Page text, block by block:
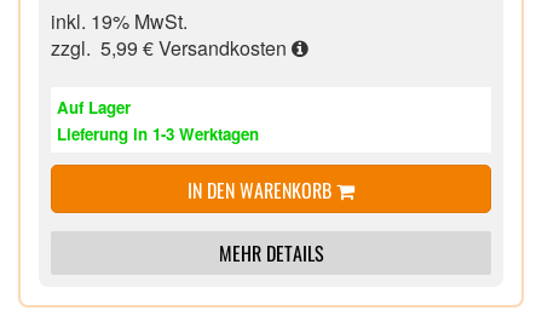
inkl. 19% MwSt.
zzgl. 5,99 €Versandkosten
Auf Lager
Lieferung in 1-3 Werktagen
IN DEN WARENKORB
MEHR DETAILS